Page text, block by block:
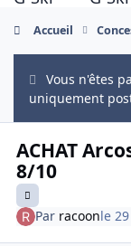
Accueil
Vous n'êtes
uniquement
ACHAT
8/10
Par racoonle